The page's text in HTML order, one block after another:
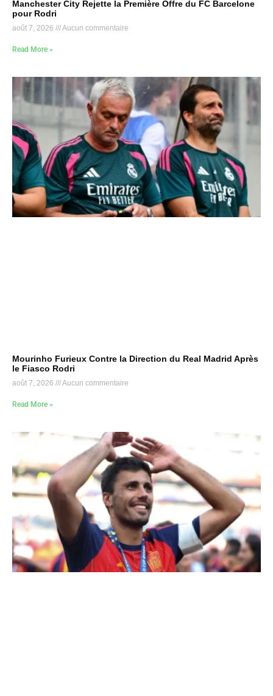
Manchester City Rejette la Première Offre du FC Barcelone
pour Rodri
août 7, 2026 Aucun commentaire
Read More »
Mourinho Furieux Contre la Direction du Real Madrid Après
le Fiasco Rodri
août 7, 2026 Aucun commentaire
Read More »